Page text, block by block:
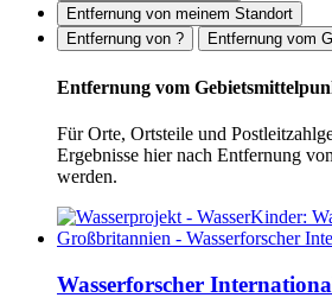
Entfernung von meinem Standort
Entfernung von ?
Entfernung vom
Entfernung vom
Für Orte, Ortsteile und
Ergebnisse hier nach Entfernung
werden.
Wasserforscher